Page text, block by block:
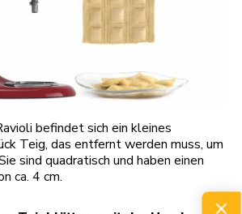
befindet sich ein kleines
Teig, das entfernt werden muss, um
sind quadratisch und haben einen
ca. 4 cm.